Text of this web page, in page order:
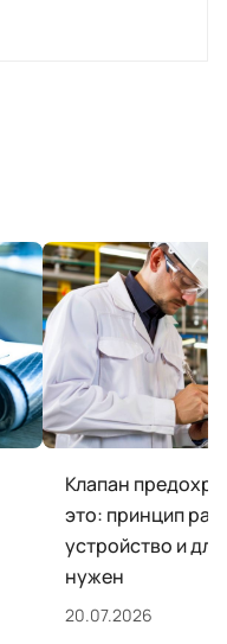
Клапан
это: принцип
устройство и
нужен
20.07.2026